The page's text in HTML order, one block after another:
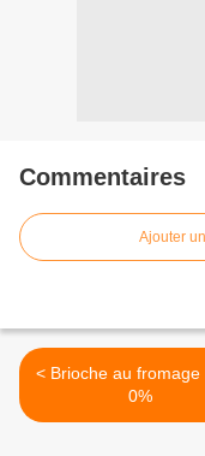
Commentaires
Ajouter
< Brioche au fromage blanc
0%